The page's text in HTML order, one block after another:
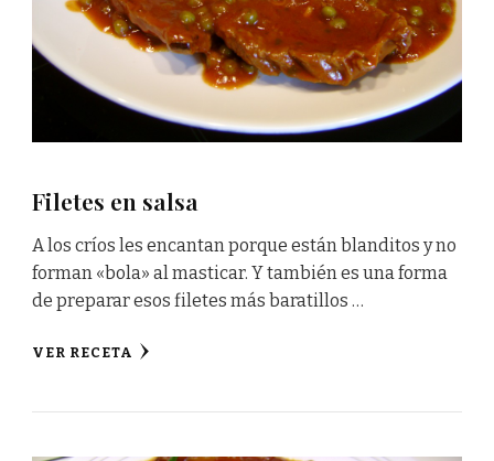
Filetes en salsa
A los críos les encantan porque están blanditos y no
forman «bola» al masticar. Y también es una forma
de preparar esos filetes más baratillos …
VER RECETA